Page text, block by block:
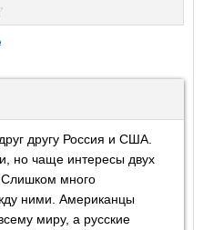
другу Россия и США.
но чаще интересы двух
Слишком много
ними. Американцы
миру, а русские